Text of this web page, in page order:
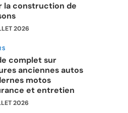
la construction de
2026
complet sur
anciennes autos
motos
et entretien
2026